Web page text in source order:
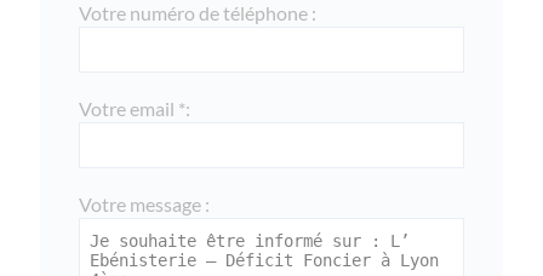
Votre numéro de téléphone :
Votre email *:
Votre message :